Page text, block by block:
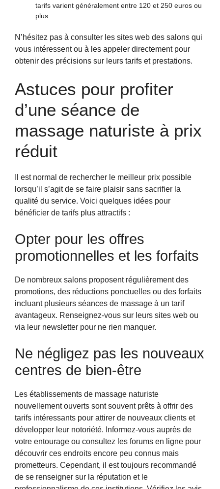
tarifs varient généralement entre 120 et 250 euros ou
plus.
N’hésitez pas à consulter les sites web des salons qui
vous intéressent ou à les appeler directement pour
obtenir des précisions sur leurs tarifs et prestations.
Astuces pour profiter
d’une séance de
massage naturiste à prix
réduit
Il est normal de rechercher le meilleur prix possible
lorsqu’il s’agit de se faire plaisir sans sacrifier la
qualité du service. Voici quelques idées pour
bénéficier de tarifs plus attractifs :
Opter pour les offres
promotionnelles et les forfaits
De nombreux salons proposent régulièrement des
promotions, des réductions ponctuelles ou des forfaits
incluant plusieurs séances de massage à un tarif
avantageux. Renseignez-vous sur leurs sites web ou
via leur newsletter pour ne rien manquer.
Ne négligez pas les nouveaux
centres de bien-être
Les établissements de massage naturiste
nouvellement ouverts sont souvent prêts à offrir des
tarifs intéressants pour attirer de nouveaux clients et
développer leur notoriété. Informez-vous auprès de
votre entourage ou consultez les forums en ligne pour
découvrir ces endroits encore peu connus mais
prometteurs. Cependant, il est toujours recommandé
de se renseigner sur la réputation et le